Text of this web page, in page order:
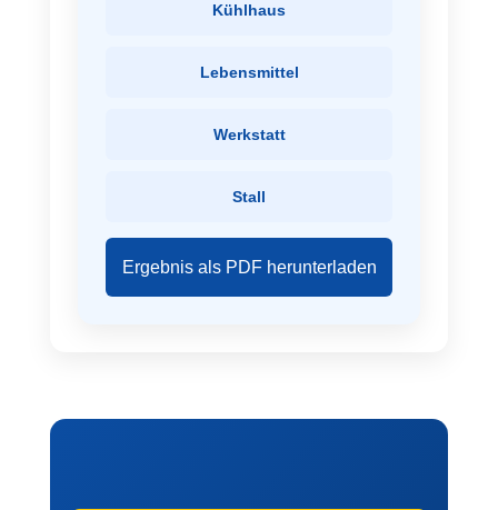
Kühlhaus
Lebensmittel
Werkstatt
Stall
Ergebnis als PDF herunterladen